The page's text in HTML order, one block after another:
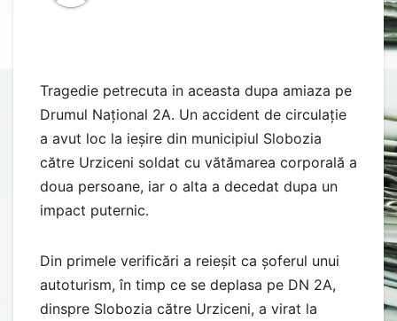
Tragedie petrecuta in aceasta dupa amiaza pe
Drumul Național 2A. Un accident de circulație
a avut loc la ieșire din municipiul Slobozia
către Urziceni soldat cu vătămarea corporală a
doua persoane, iar o alta a decedat dupa un
impact puternic.
Din primele verificări a reieșit ca șoferul unui
autoturism, în timp ce se deplasa pe DN 2A,
dinspre Slobozia către Urziceni, a virat la